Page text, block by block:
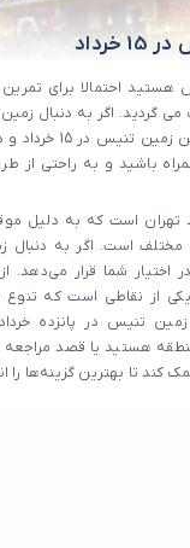
احتمالا برای تمرین
گردید. اگر به دنبال
حرفه ای در 15 خرداد می گردید
باشید و به راحتی از
آمد تهران است که به دلیل
است. اگر به دنبال
اختیار شما قرار می‌دهد.
از نقاطی است که تنوع
تنیس در پانزده
هستید یا قصد مراجعه